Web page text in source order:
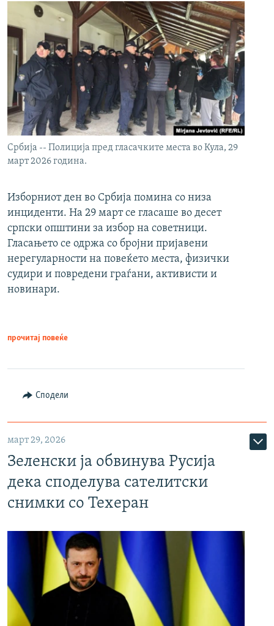
Србија -- Полиција пред гласачките места во Кула, 29
март 2026 година.
Изборниот ден во Србија помина со низа
инциденти. На 29 март се гласаше во десет
српски општини за избор на советници.
Гласањето се одржа со бројни пријавени
нерегуларности на повеќето места, физички
судири и повредени граѓани, активисти и
новинари.
прочитај повеќе
Сподели
март 29, 2026
Зеленски ја обвинува Русија
дека споделува сателитски
снимки со Техеран